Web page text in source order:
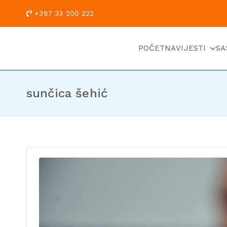
+387 33 200
POČETNAVIJESTI
sunčica šehić